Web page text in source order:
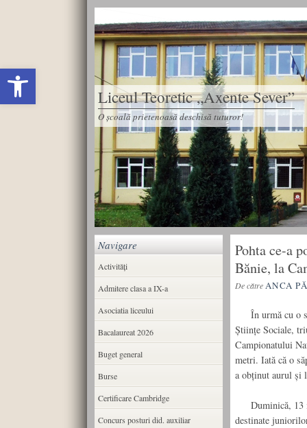
Deschide bara de unelte
Liceul Teoretic „Axente Sever”
O școală prietenoasă deschisă tuturor!
Pohta ce-a
Bănie, la
De cătreANCA
În urmă cu o
Științe Sociale,
Campionatului
metri. Iată că o
a obținut aurul și
Duminică, 13
destinate
Navigare
Activități
Admitere clasa a IX-a
Asociatia liceului
Bacalaureat 2026
Buget general
Burse
Certificare Cambridge
Concurs posturi did. auxiliar